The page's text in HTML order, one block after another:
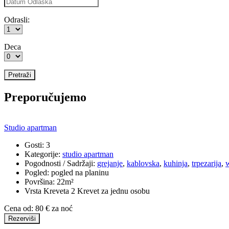
Odrasli:
Deca
Preporučujemo
Studio apartman
Gosti: 3
Kategorije: studio apartman
Pogodnosti / Sadržaji: grejanje, kablovska, kuhinja, trpezarija,
Pogled: pogled na planinu
Površina: 22m²
Vrsta Kreveta 2 Krevet za jednu osobu
Cena od: 80 € za noć
Rezerviši